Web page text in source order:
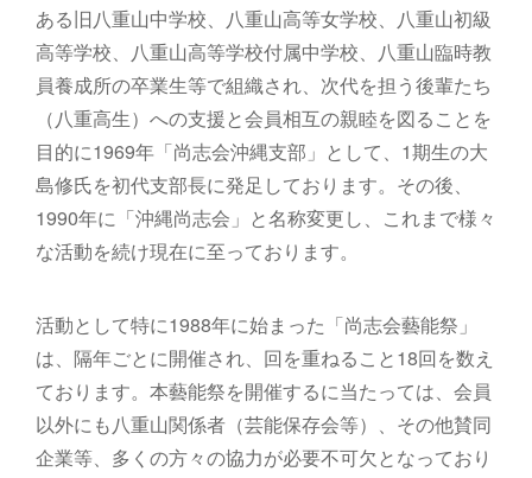
ある旧八重山中学校、八重山高等女学校、八重山初級
高等学校、八重山高等学校付属中学校、八重山臨時教
員養成所の卒業生等で組織され、次代を担う後輩たち
（八重高生）への支援と会員相互の親睦を図ることを
目的に1969年「尚志会沖縄支部」として、1期生の大
島修氏を初代支部長に発足しております。その後、
1990年に「沖縄尚志会」と名称変更し、これまで様々
な活動を続け現在に至っております。
活動として特に1988年に始まった「尚志会藝能祭」
は、隔年ごとに開催され、回を重ねること18回を数え
ております。本藝能祭を開催するに当たっては、会員
以外にも八重山関係者（芸能保存会等）、その他賛同
企業等、多くの方々の協力が必要不可欠となっており